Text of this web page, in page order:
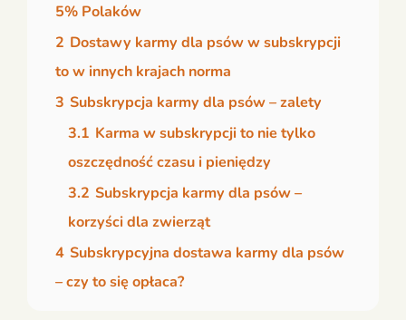
5% Polaków
2 Dostawy karmy dla psów w subskrypcji
to w innych krajach norma
3 Subskrypcja karmy dla psów – zalety
3.1 Karma w subskrypcji to nie tylko
oszczędność czasu i pieniędzy
3.2 Subskrypcja karmy dla psów –
korzyści dla zwierząt
4 Subskrypcyjna dostawa karmy dla psów
– czy to się opłaca?